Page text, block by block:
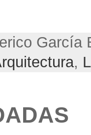
García
,